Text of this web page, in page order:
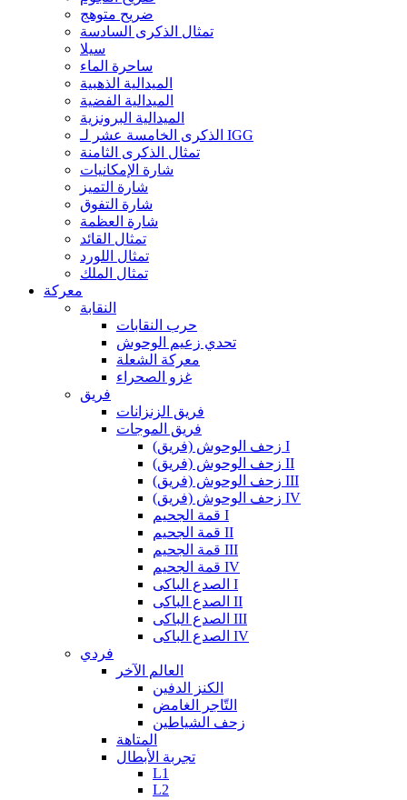
ضريح متوهج
تمثال الذكرى السادسة
سيلا
ساحرة الماء
الميدالية الذهبية
الميدالية الفضية
الميدالية البرونزية
الذكرى الخامسة عشر لـ IGG
تمثال الذكرى الثامنة
شارة الإمكانيات
شارة التميز
شارة التفوق
شارة العظمة
تمثال القائد
تمثال اللورد
تمثال الملك
معركة
النقابة
حرب النقابات
تحدي زعيم الوحوش
معركة الشعلة
غزو الصحراء
فريق
فريق الزنزانات
فريق الموجات
زحف الوحوش (فريق) I
زحف الوحوش (فريق) II
زحف الوحوش (فريق) III
زحف الوحوش (فريق) IV
قمة الجحيم I
قمة الجحيم II
قمة الجحيم III
قمة الجحيم IV
الصدع الباكى I
الصدع الباكى II
الصدع الباكى III
الصدع الباكى IV
فردي
العالم الآخر
الكنز الدفين
التّاجر الغامض
زحف الشياطين
المتاهة
تجربة الأبطال
L1
L2